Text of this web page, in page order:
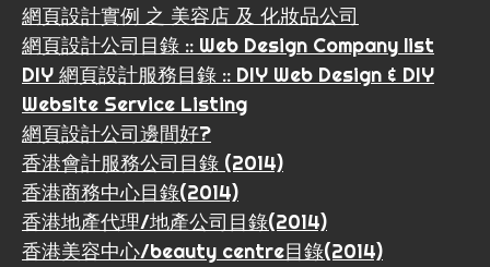
網頁設計實例 之 美容店 及 化妝品公司
網頁設計公司目錄 :: Web Design Company list
DIY 網頁設計服務目錄 :: DIY Web Design & DIY
Website Service Listing
網頁設計公司邊間好?
香港會計服務公司目錄 (2014)
香港商務中心目錄(2014)
香港地產代理/地產公司目錄(2014)
香港美容中心/beauty centre目錄(2014)